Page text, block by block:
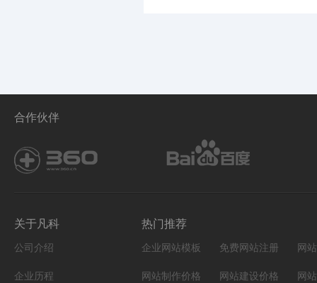
合作伙伴
关于凡科
公司介绍
企业历程
热门推荐
企业网站模板 免费网站注册 网
网站制作价格 网站建设价格 网